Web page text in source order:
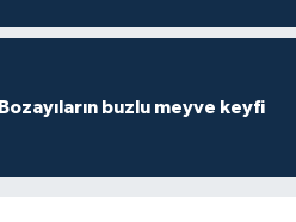
Bozayıların buzlu meyve keyfi